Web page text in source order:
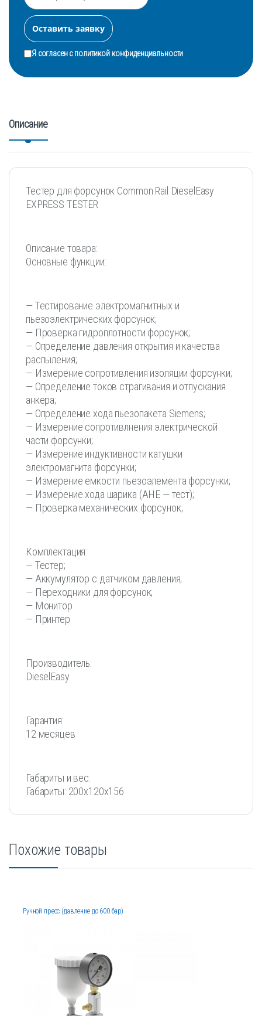
Я согласен сполитикой конфиденциальности
Описание
Тестер для форсунок Common Rail DieselEasy
EXPRESS TESTER
Описание товара:
Основные функции:
— Тестирование электромагнитных и
пьезоэлектрических форсунок;
— Проверка гидроплотности форсунок;
— Определение давления открытия и качества
распыления;
— Измерение сопротивления изоляции форсунки;
— Определение токов страгивания и отпускания
анкера;
— Определение хода пьезопакета Siemens;
— Измерение сопротивлнения электрической
части форсунки;
— Измерение индуктивности катушки
электромагнита форсунки;
— Измерение емкости пьезоэлемента форсунки;
— Измерение хода шарика (AHE — тест);
— Проверка механических форсунок;
Комплектация:
— Тестер;
— Аккумулятор с датчиком давления;
— Переходники для форсунок;
— Монитор
— Принтер
Производитель:
DieselEasy
Гарантия:
12 месяцев
Габариты и вес:
Габариты: 200x120x156
Похожие товары
Ручной пресс (давление до 600 бар)